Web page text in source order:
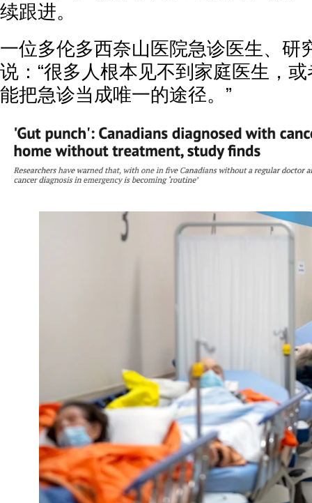
续跟进。
一位多伦多西奈山医院急诊医生、研
说：“很多人根本见不到家庭医生，
能把急诊当成唯一的途径。”